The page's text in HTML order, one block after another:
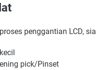
penggantian LCD,
pick/Pinset